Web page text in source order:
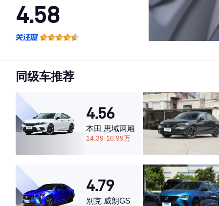
4.58
·空间表现一般，低于80%同级车
同级车推荐
4.56
本田 思域两厢
14.39-16.99万
4.79
别克 威朗GS